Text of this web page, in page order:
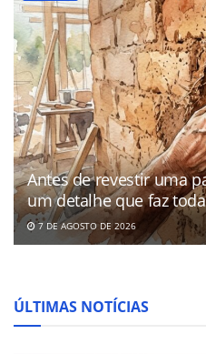
Antes de revestir uma
um detalhe que faz
7 DE AGOSTO DE 2026
ÚLTIMAS NOTÍCIAS